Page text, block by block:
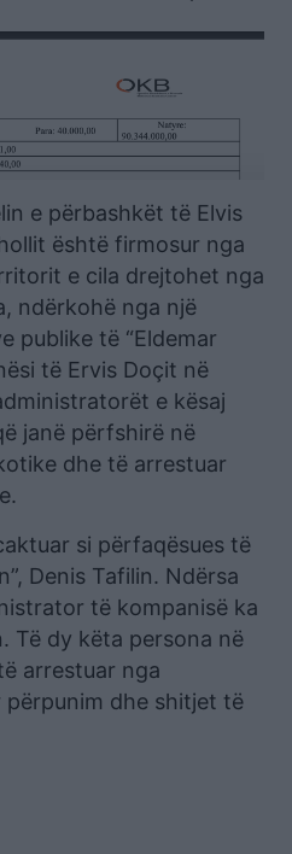
e përbashkët të Elvis
është firmosur nga
e cila drejtohet nga
ndërkohë nga një
publike të “Eldemar
të Ervis Doçit në
e kësaj
janë përfshirë në
dhe të arrestuar
si përfaqësues të
Denis Tafilin. Ndërsa
të kompanisë ka
Të dy këta persona në
arrestuar nga
dhe shitjet të